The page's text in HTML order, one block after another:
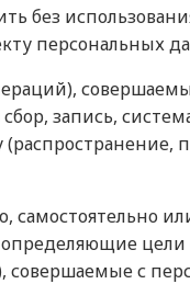
без
персональных
запись,
цели
совершаемые с